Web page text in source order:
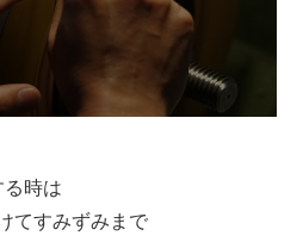
時は
てすみずみまで